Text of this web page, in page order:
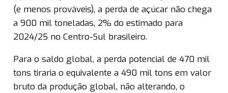
(e menos prováveis), a perda de açúcar não chega
a 900 mil toneladas, 2% do estimado para
2024/25 no Centro-Sul brasileiro.
Para o saldo global, a perda potencial de 470 mil
tons tiraria o equivalente a 490 mil tons em valor
bruto da produção global, não alterando, o